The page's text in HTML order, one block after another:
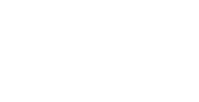
Moms 25,5